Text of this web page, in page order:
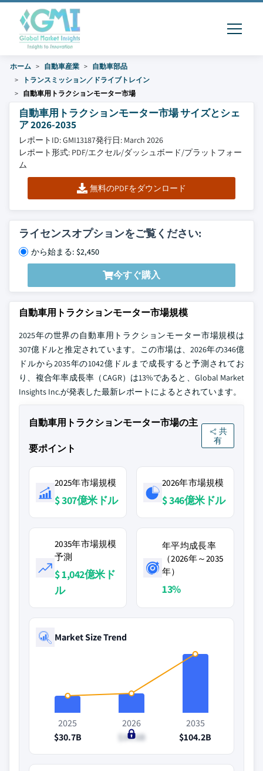
ホーム 自動車産業
自動車部品
トランスミッション／ドライブトレイン
自動車用トラクションモーター市場
自動車用トラクションモーター市場 サイズとシェ
ア 2026-2035
レポートID: GMI13187発行日: March 2026
レポート形式: PDF/エクセル/ダッシュボード/プラットフォー
ム
無料のPDFをダウンロード
ライセンスオプションをご覧ください:
から始まる: $2,450
今すぐ購入
自動車用トラクションモーター市場規模
2025年の世界の自動車用トラクションモーター市場規模は
307億ドルと推定されています。この市場は、2026年の346億
ドルから2035年の1042億ドルまで成長すると予測されてお
り、複合年率成長率（CAGR）は13%であると、Global Market
Insights Inc.が発表した最新レポートによるとされています。
自動車用トラクションモーター市場の主
要ポイント
共
有
2025年市場規模
$ 307億米ドル
2026年市場規模
$ 346億米ドル
2035年市場規模
予測
$ 1,042億米ド
ル
年平均成長率
（2026年～2035
年）
13%
Market Size Trend
2025
$30.7B
2026
$34.6B
2035
$104.2B